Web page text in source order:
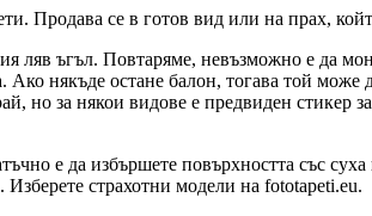
Продава се в готов вид или на прах,
ляв ъгъл. Повтаряме, невъзможно е да
Ако някъде остане балон, тогава той
но за някои видове е предвиден
е да избършете повърхността със
страхотни модели на fototapeti.eu.